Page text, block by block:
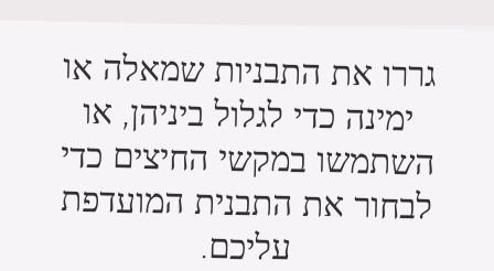
גררו את התבניות שמאלה או
ימינה כדי לגלול ביניהן, או
השתמשו במקשי החיצים כדי
לבחור את התבנית המועדפת
עליכם.